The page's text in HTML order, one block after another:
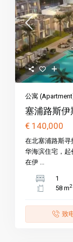
公寓
塞浦路斯伊
€ 140,000
在北塞浦路斯
华海滨住宅，起
在伊 ...
1
58 m2
致